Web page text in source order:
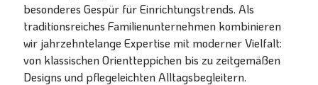
besonderes Gespür für Einrichtungstrends. Als
traditionsreiches Familienunternehmen kombinieren
wir jahrzehntelange Expertise mit moderner Vielfalt:
von klassischen Orientteppichen bis zu zeitgemäßen
Designs und pflegeleichten Alltagsbegleitern.